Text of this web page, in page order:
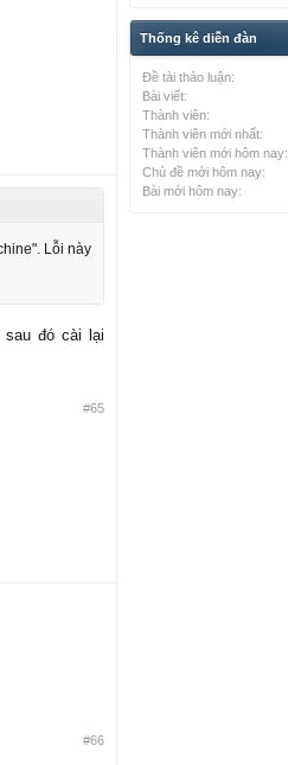
Lỗi này
sau đó cài lại
#65
#66
Thống kê diễn đàn
Đề tài thảo luận:
Bài viết:
Thành viên:
Thành viên mới nhất:
Thành viên mới hôm nay:
Chủ đề mới hôm nay:
Bài mới hôm nay: